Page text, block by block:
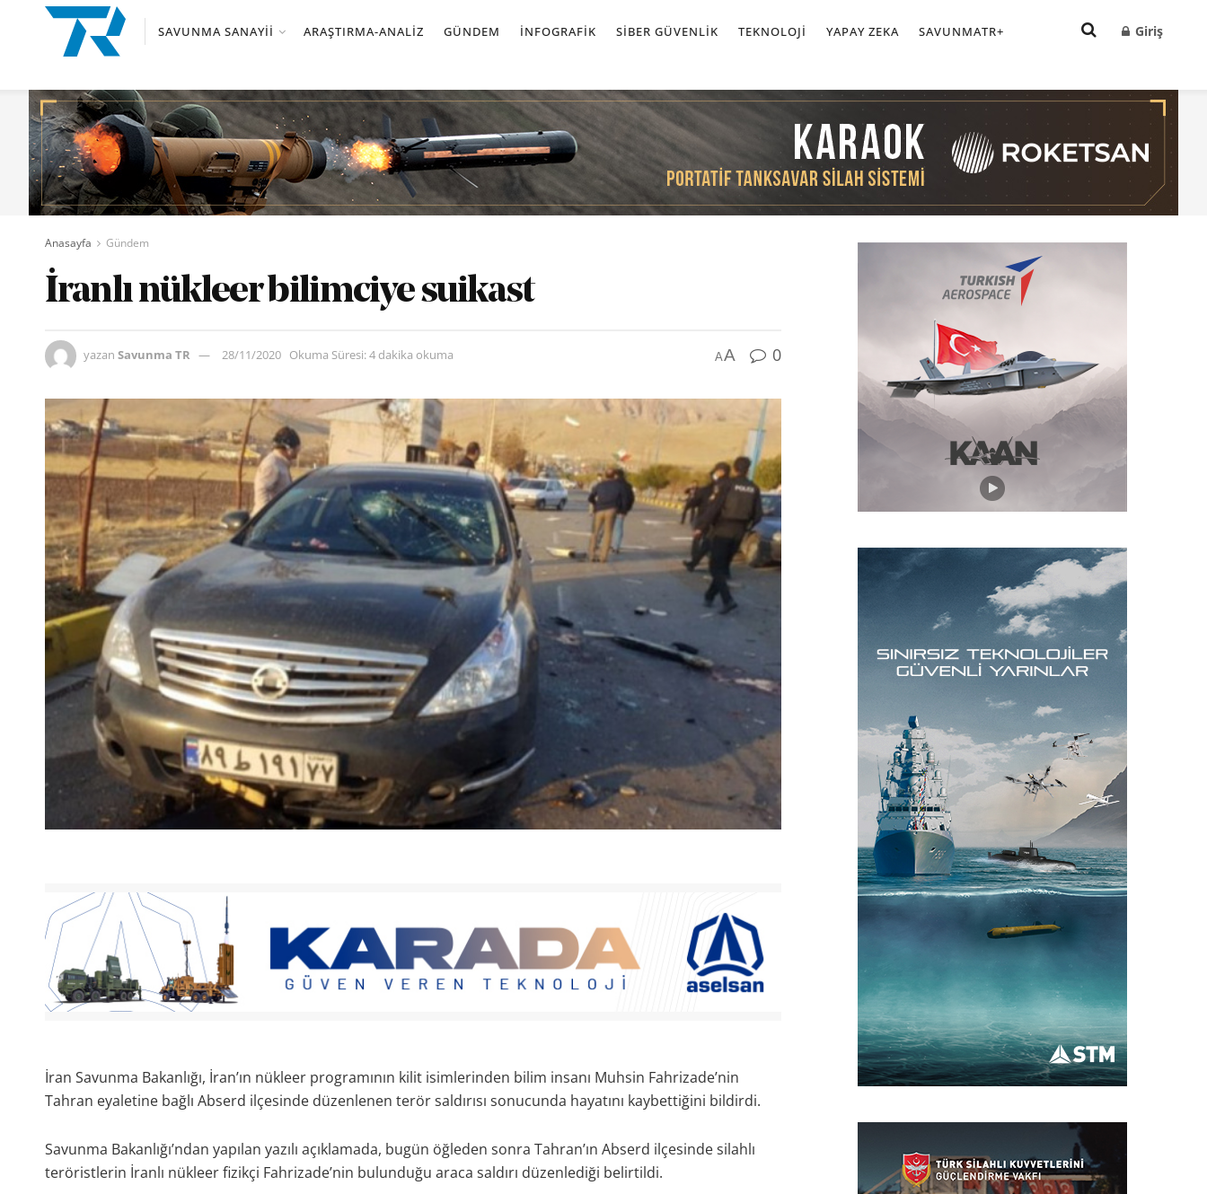
SAVUNMA SANAYII ARAŞTIRMA-ANALIZ GÜNDEM İNFOGRAFIK SIBER GÜVENLIK TEKNOLOJI YAPAY ZEKA SAVUNMATR+ Giriş
Anasayfa Gündem
İranlı nükleer bilimciye suikast
yazan Savunma TR 28/11/2020 Okuma Süresi: 4 dakika okuma AA 0
İran Savunma Bakanlığı, İran’ın nükleer programının kilit isimlerinden bilim insanı Muhsin Fahrizade’nin
Tahran eyaletine bağlı Abserd ilçesinde düzenlenen terör saldırısı sonucunda hayatını kaybettiğini bildirdi.
Savunma Bakanlığı’ndan yapılan yazılı açıklamada, bugün öğleden sonra Tahran’ın Abserd ilçesinde silahlı
teröristlerin İranlı nükleer fizikçi Fahrizade’nin bulunduğu araca saldırı düzenlediği belirtildi.